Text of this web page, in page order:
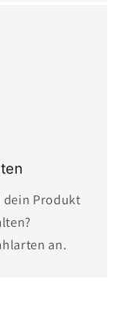
dein Produkt
an.